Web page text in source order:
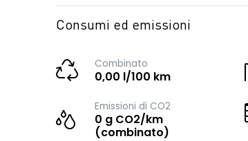
Consumi ed emissioni
Combinato
0,00 l/100 km
Emissioni di CO2
0 g CO2/km
(combinato)